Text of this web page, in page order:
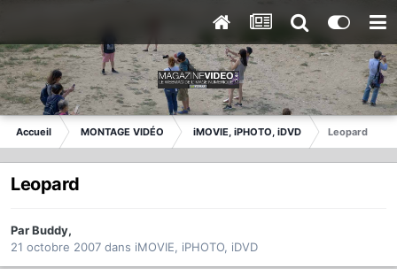
Accueil MONTAGE VIDÉO iMOVIE, iPHOTO, iDVD Leopard
Leopard
ParBuddy,
21 octobre 2007 dans iMOVIE, iPHOTO, iDVD